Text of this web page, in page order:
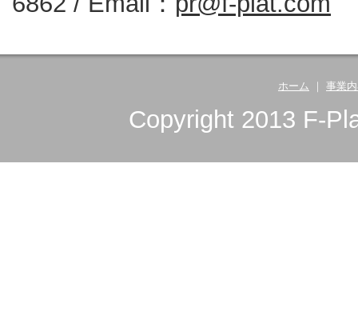
ホーム 事業
Copyright 2013 F-